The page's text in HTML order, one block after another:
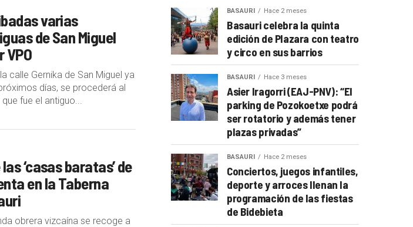
varias
de San Miguel
calle Gernika de San Miguel ya
días, se procederá al
fue el antiguo...
‘casas baratas’ de
en la Taberna
obrera vizcaína se recoge a
BASAURI Hace 2 meses
Basauri celebra la quinta
edición de Plazara con teatro
y circo en sus barrios
BASAURI Hace 3 meses
Asier Iragorri (EAJ-PNV): “El
parking de Pozokoetxe podrá
ser rotatorio y además tener
plazas privadas”
BASAURI Hace 2 meses
Conciertos, juegos infantiles,
deporte y arroces llenan la
programación de las fiestas
de Bidebieta